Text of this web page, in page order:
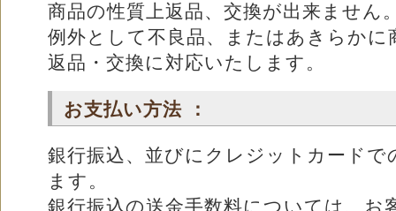
商品の性質上返品、交換が出来ません
例外として不良品、またはあきらかに
返品・交換に対応いたします。
お支払い方法 ：
銀行振込、並びにクレジットカード
ます。
銀行振込の送金手数料については、お